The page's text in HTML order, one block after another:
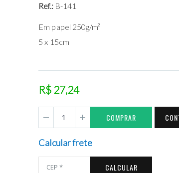
Ref.: B-141
Em papel 250g/m²
5 x 15cm
R$ 27,24
COMPRAR
Calcular frete
CALCULAR